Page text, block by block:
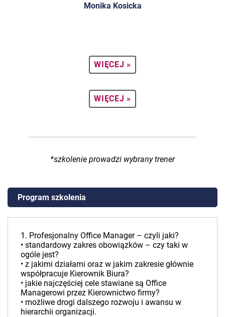
Monika Kosicka
WIĘCEJ »
WIĘCEJ »
*szkolenie prowadzi wybrany trener
Program szkolenia
1. Profesjonalny Office Manager – czyli jaki?
• standardowy zakres obowiązków – czy taki w
ogóle jest?
• z jakimi działami oraz w jakim zakresie głównie
współpracuje Kierownik Biura?
• jakie najczęściej cele stawiane są Office
Managerowi przez Kierownictwo firmy?
• możliwe drogi dalszego rozwoju i awansu w
hierarchii organizacji.